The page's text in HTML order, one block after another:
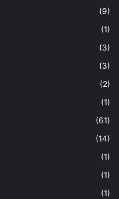
(9)
(1)
(3)
(3)
(2)
(1)
(61)
(14)
(1)
(1)
(1)